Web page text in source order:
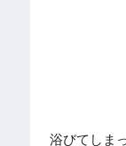
浴びてしま